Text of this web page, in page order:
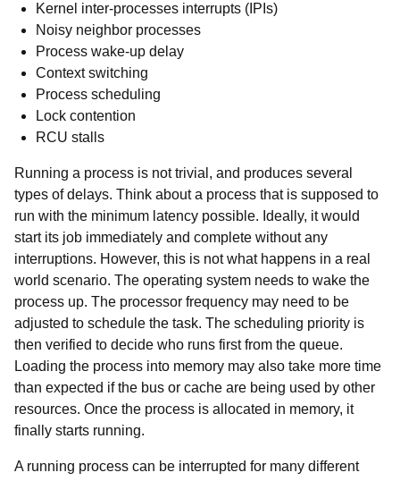
Kernel inter-processes interrupts (IPIs)
Noisy neighbor processes
Process wake-up delay
Context switching
Process scheduling
Lock contention
RCU stalls
Running a process is not trivial, and produces several
types of delays. Think about a process that is supposed to
run with the minimum latency possible. Ideally, it would
start its job immediately and complete without any
interruptions. However, this is not what happens in a real
world scenario. The operating system needs to wake the
process up. The processor frequency may need to be
adjusted to schedule the task. The scheduling priority is
then verified to decide who runs first from the queue.
Loading the process into memory may also take more time
than expected if the bus or cache are being used by other
resources. Once the process is allocated in memory, it
finally starts running.
A running process can be interrupted for many different